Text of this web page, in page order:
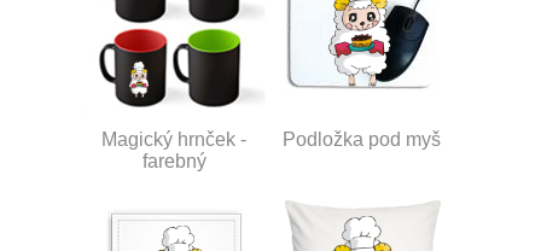
Magický hrnček -
farebný
Podložka pod myš